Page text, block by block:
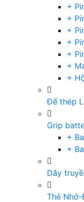
+
+
+
+
+
+
+
Đế thép
Grip
+
+
Dây
Thẻ